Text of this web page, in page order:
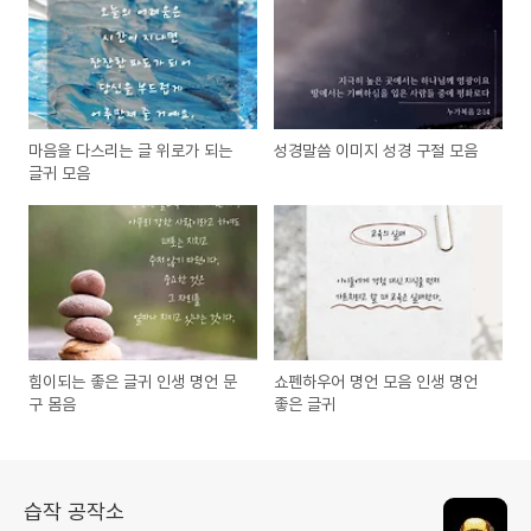
마음을 다스리는 글 위로가 되는
글귀 모음
성경말씀 이미지 성경 구절 모음
힘이되는 좋은 글귀 인생 명언 문
구 몸음
쇼펜하우어 명언 모음 인생 명언
좋은 글귀
습작 공작소